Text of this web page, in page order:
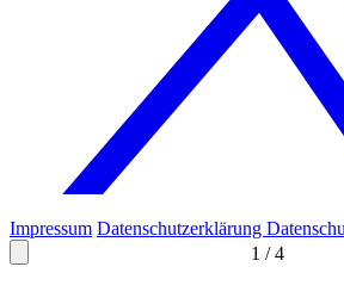
1 /4
Impressum Datenschutzerklärung